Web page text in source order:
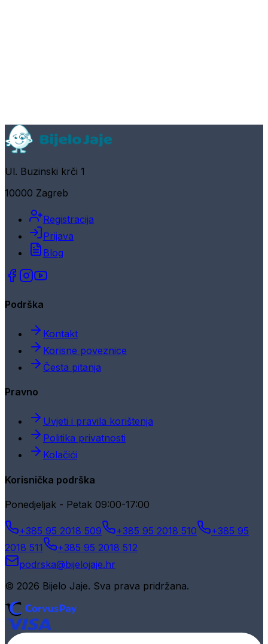
Ul. Buzinski krči 1
10000 Zagreb
Registracija
Prijava
Blog
Podrška
Kontakt
Korisne poveznice
Česta pitanja
Pravno
Uvjeti i pravila korištenja
Politika privatnosti
Kolačići
Korisnička podrška
Ponedjeljak - Petak 09:00-17:00
+385 95 2018 509 +385 95 2018 510
+385 95
2018 511
+385 95 2018 512
podrska@bijelojaje.hr
© 2026 Bijelo Jaje. Sva prava pridržana.